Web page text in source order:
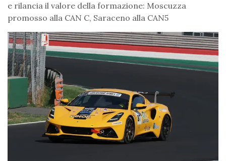
e rilancia il valore della formazione: Moscuzza
promosso alla CAN C, Saraceno alla CAN5